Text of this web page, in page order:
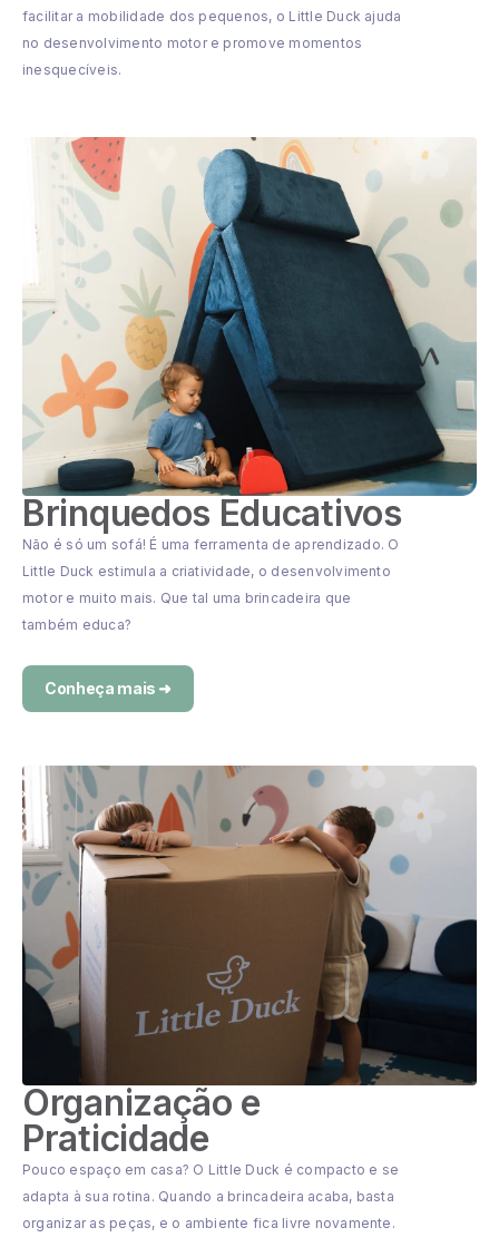
facilitar a mobilidade dos pequenos, o Little Duck ajuda
no desenvolvimento motor e promove momentos
inesquecíveis.
Brinquedos Educativos
Não é só um sofá! É uma ferramenta de aprendizado. O
Little Duck estimula a criatividade, o desenvolvimento
motor e muito mais. Que tal uma brincadeira que
também educa?
Conheça mais ➜
Organização e
Praticidade
Pouco espaço em casa? O Little Duck é compacto e se
adapta à sua rotina. Quando a brincadeira acaba, basta
organizar as peças, e o ambiente fica livre novamente.